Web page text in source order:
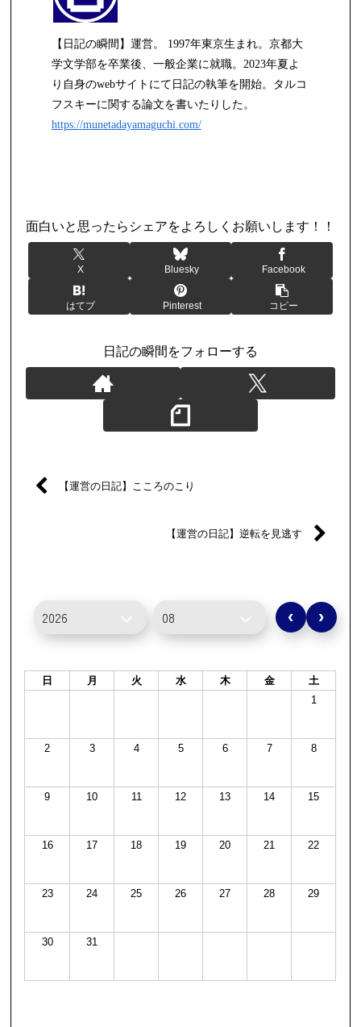
【日記の瞬間】運営。 1997年東京生まれ。京都大
学文学部を卒業後、一般企業に就職。2023年夏よ
り自身のwebサイトにて日記の執筆を開始。タルコ
フスキーに関する論文を書いたりした。
https://munetadayamaguchi.com/
面白いと思ったらシェアをよろしくお願いします！！
X Bluesky Facebook
はてブ Pinterest コピー
日記の瞬間をフォローする
【運営の日記】こころのこり
【運営の日記】逆転を見逃す
‹ ›
日 月 火 水 木 金
土
1
2 3 4 5 6 7 8
9 10 11 12 13 14 15
16 17 18 19 20 21 22
23 24 25 26 27 28 29
30 31